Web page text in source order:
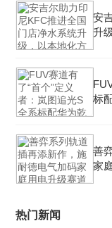
安
升
标
善
家
热门新闻